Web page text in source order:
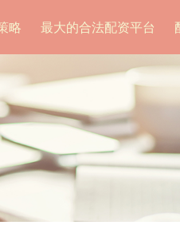
略 最大的合法配资平台